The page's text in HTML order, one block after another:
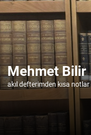
Skip
the
content
Mehmet Bilir
akıl defterimden kısa notlar